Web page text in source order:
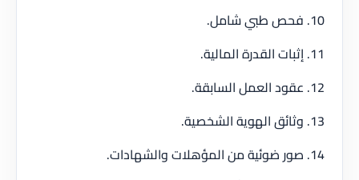
فحص طبي شامل.
إثبات القدرة المالية.
عقود العمل السابقة.
وثائق الهوية الشخصية.
صور ضوئية من المؤهلات والشهادات.